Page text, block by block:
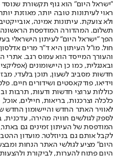
"ישראל היום" הוא גוף תקשורת
ראוי לעיתונות טובה יותר, מאוזנת
ולא צועקת. עיתונות אמינה,
הפך "ישראל היום" לעיתון הישראלי
חול. מו"ל העיתון היא ד"ר מרים
והעורך המייסד הוא עמוס רגב. אתרי
חדשות מסביב לשעון, תוכן בלעדי,
וידיאו, פודקאסטים ושידורים חיים.
כוללות ערוצי חדשות ודעות, תרבות
לאוויר האתר החדש והיישומון
לספק לגולשים חוויה מהירה,
המודפסת של העיתון זמינים גם
לקבל אותם גם בניוזלטר. מועדון
היום" מציע לגולשי האתר הנחות
היום פתוח להערות, לביקורת